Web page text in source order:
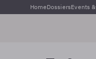
HomeDossiersEvents